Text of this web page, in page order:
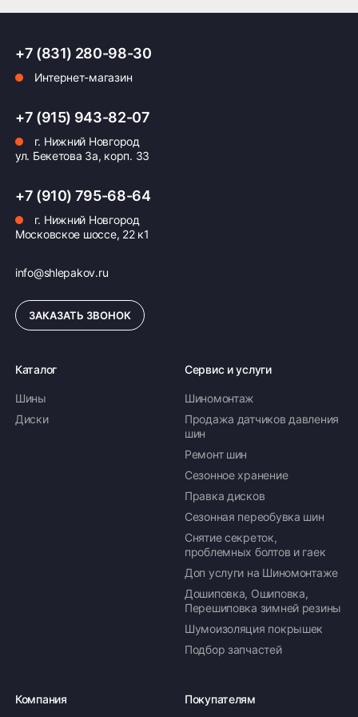
Оплата заказа
Возможна картой, наличными при получении,
также доступно оформление кредита и
+7 (831) 280-98-30
Интернет-магазин
+7 (915) 943-82-07
г. Нижний Новгород
ул. Бекетова 3а, корп. 33
+7 (910) 795-68-64
г. Нижний Новгород
Московское шоссе, 22 к1
info@shlepakov.ru
ЗАКАЗАТЬ ЗВОНОК
Каталог
Шины
Диски
Сервис и услуги
Шиномонтаж
Продажа датчиков давления
шин
Ремонт шин
Сезонное хранение
Правка дисков
Сезонная переобувка шин
Снятие секреток,
проблемных болтов и гаек
Доп услуги на Шиномонтаже
Дошиповка, Ошиповка,
Перешиповка зимней резины
Шумоизоляция покрышек
Подбор запчастей
Компания Покупателям